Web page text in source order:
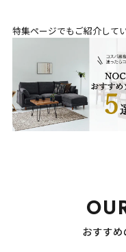
特集ページでもご紹介して
おすす